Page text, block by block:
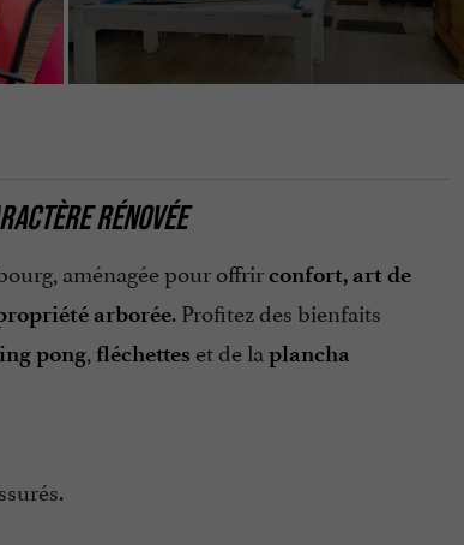
RÉNOVÉE
aménagée pour offrirconfort, art de
arborée. Profitez des bienfaits
pong, fléchettes et de la plancha